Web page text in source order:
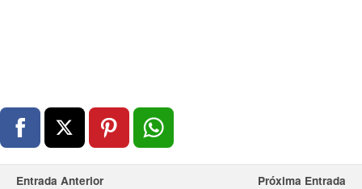
Entrada Anterior Próxima Entrada